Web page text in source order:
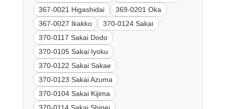
367-0021 Higashidai
369-0201 Oka
367-0027 Ikakko
370-0124 Sakai
370-0117 Sakai Dodo
370-0105 Sakai Iyoku
370-0122 Sakai Sakae
370-0123 Sakai Azuma
370-0104 Sakai Kijima
370-0114 Sakai Shinei